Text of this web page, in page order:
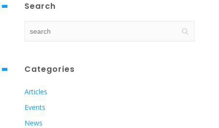
Search
Categories
Articles
Events
News